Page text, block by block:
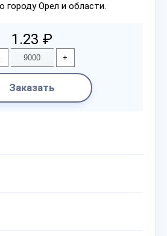
городу Орел и области.
1.23 ₽
+
Заказать